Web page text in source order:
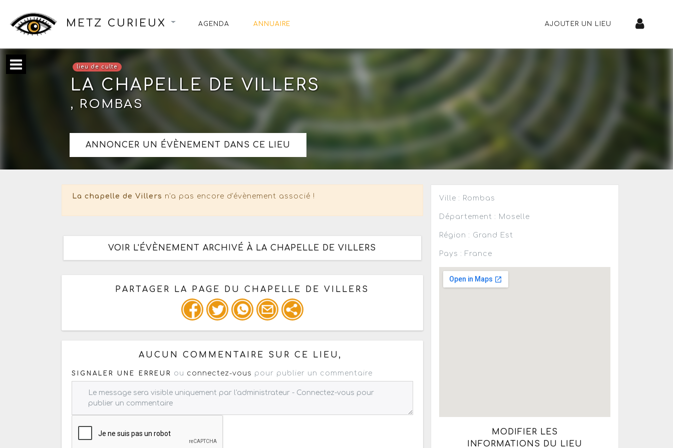
METZ CURIEUX AGENDA ANNUAIRE AJOUTER UN LIEU
lieu de culte
LA CHAPELLE DE VILLERS
, ROMBAS
ANNONCER UN ÉVÈNEMENT DANS CE LIEU
La chapelle de Villers n'a pas encore d'évènement associé !
VOIR L'ÉVÈNEMENT ARCHIVÉ À LA CHAPELLE DE VILLERS
PARTAGER LA PAGE DU CHAPELLE DE VILLERS
Ou copiez les infos ci-dessous pour un : mail / forum / réseau social
AUCUN COMMENTAIRE SUR CE LIEU,
SIGNALER UNE ERREUR ou connectez-vous pour publier un commentaire
Ville : Rombas
Département : Moselle
Région : Grand Est
Pays : France
MODIFIER LES
INFORMATIONS DU LIEU